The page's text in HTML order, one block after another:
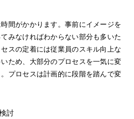
間がかかります。事前にイメージを
みなければわからない部分も多いた
スの定着には従業員のスキル向上な
ため、大部分のプロセスを一気に変
プロセスは計画的に段階を踏んで変
討